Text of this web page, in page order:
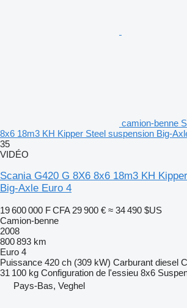
camion-benne
8x6 18m3 KH Kipper Steel suspension Big-
35
VIDÉO
Scania G420 G 8X6 8x6 18m3 KH
Big-Axle Euro 4
19 600 000 F CFA 29 900 € ≈ 34 490 $US
Camion-benne
2008
800 893 km
Euro 4
Puissance 420 ch (309 kW) Carburant diesel
31 100 kg Configuration de l'essieu 8x6
Pays-Bas, Veghel